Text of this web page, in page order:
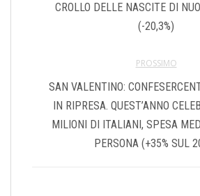
CROLLO DELLE NASCITE DI
(-20,3%)
PROSSIMO
SAN VALENTINO:
IN RIPRESA. QUEST’ANNO
MILIONI DI ITALIANI, SPESA
PERSONA (+35% SUL